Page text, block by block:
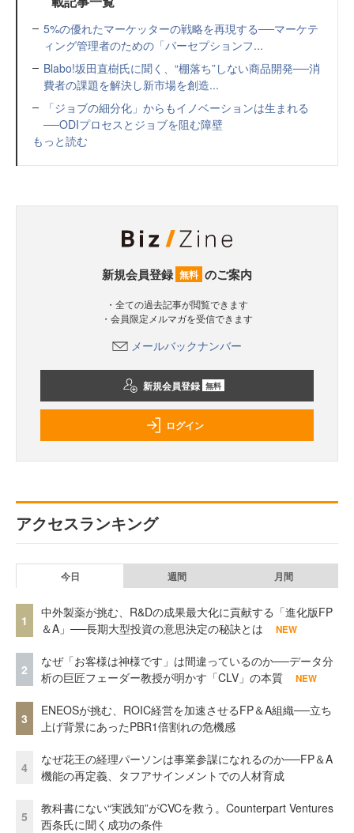
5%の優れたマーケッターの戦略を再現する──マーケテ
ィング管理者のための「パーセプションフ...
Blabo!坂田直樹氏に聞く、“棚落ち”しない商品開発──消
費者の課題を解決し新市場を創造...
「ジョブの細分化」からもイノベーションは生まれる
──ODIプロセスとジョブを阻む障壁
もっと読む
新規会員登録 無料 のご案内
・全ての過去記事が閲覧できます
・会員限定メルマガを受信できます
メールバックナンバー
新規会員登録 無料
ログイン
アクセスランキング
今日 週間 月間
1
中外製薬が挑む、R&Dの成果最大化に貢献する「進化版FP
＆A」──長期大型投資の意思決定の秘訣とは
NEW
2
なぜ「お客様は神様です」は間違っているのか──データ分
析の巨匠フェーダー教授が明かす「CLV」の本質
NEW
3
ENEOSが挑む、ROIC経営を加速させるFP＆A組織──立ち
上げ背景にあったPBR1倍割れの危機感
4
なぜ花王の経理パーソンは事業参謀になれるのか──FP＆A
機能の再定義、タフアサインメントでの人材育成
5
教科書にない“実践知”がCVCを救う。Counterpart Ventures
西条氏に聞く成功の条件